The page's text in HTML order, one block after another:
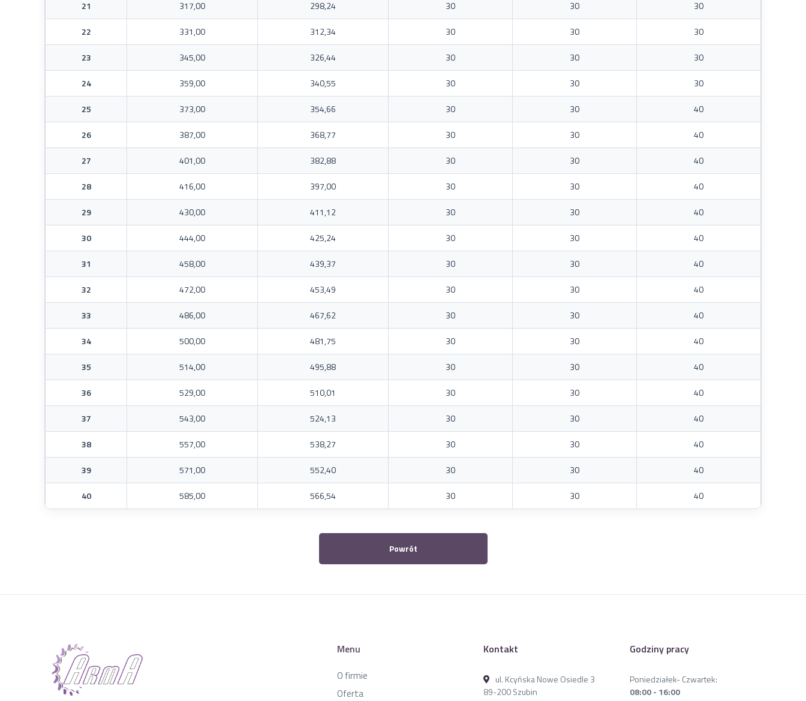
21 317,00 298,24 30 30 30
22 331,00 312,34 30 30 30
23 345,00 326,44 30 30 30
24 359,00 340,55 30 30 30
25 373,00 354,66 30 30 40
26 387,00 368,77 30 30 40
27 401,00 382,88 30 30 40
28 416,00 397,00 30 30 40
29 430,00 411,12 30 30 40
30 444,00 425,24 30 30 40
31 458,00 439,37 30 30 40
32 472,00 453,49 30 30 40
33 486,00 467,62 30 30 40
34 500,00 481,75 30 30 40
35 514,00 495,88 30 30 40
36 529,00 510,01 30 30 40
37 543,00 524,13 30 30 40
38 557,00 538,27 30 30 40
39 571,00 552,40 30 30 40
40 585,00 566,54 30 30 40
Powrót
Menu
O firmie
Oferta
Kontakt
ul. Kcyńska Nowe Osiedle 3
89-200 Szubin
Godziny pracy
Poniedziałek- Czwartek:
08:00 - 16:00